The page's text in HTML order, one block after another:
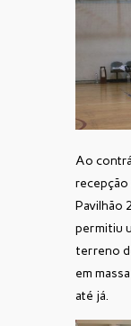
Ao
Pavilhão
permitiu
terreno
em
até já.